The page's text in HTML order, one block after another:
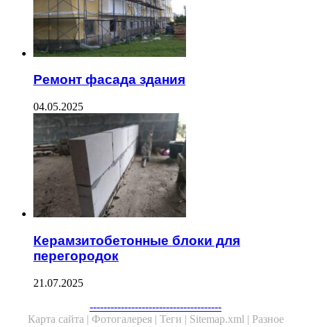
Ремонт фасада здания
04.05.2025
Керамзитобетонные блоки для
перегородок
21.07.2025
--------------------------------------
Карта сайта | Фотогалерея | Теги | Sitemap.xml | Разное